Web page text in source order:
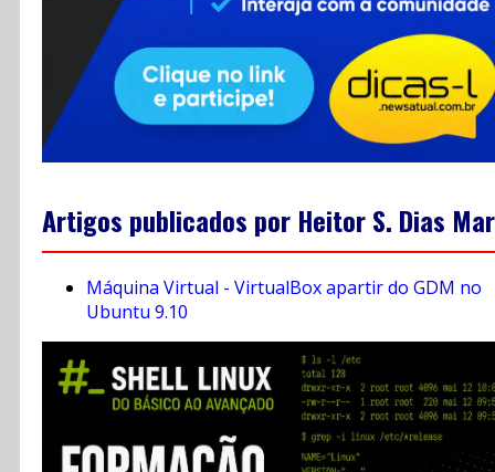
RSS
Artigos publicados por Heitor S. Dias
Máquina Virtual - VirtualBox apartir do GDM no
Ubuntu 9.10